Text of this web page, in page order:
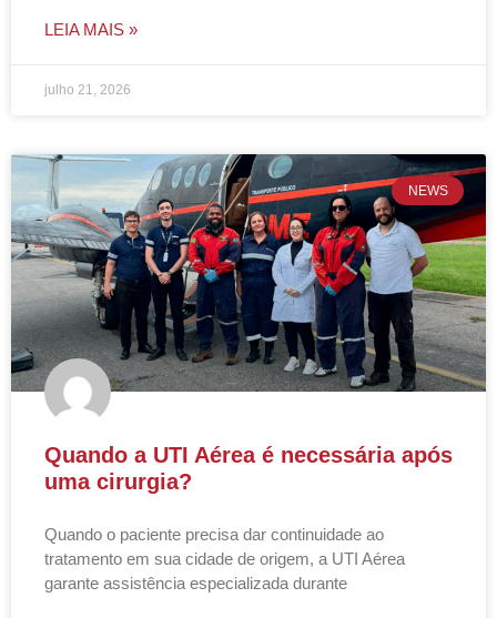
LEIA MAIS »
julho 21, 2026
NEWS
Quando a UTI Aérea é necessária após
uma cirurgia?
Quando o paciente precisa dar continuidade ao
tratamento em sua cidade de origem, a UTI Aérea
garante assistência especializada durante